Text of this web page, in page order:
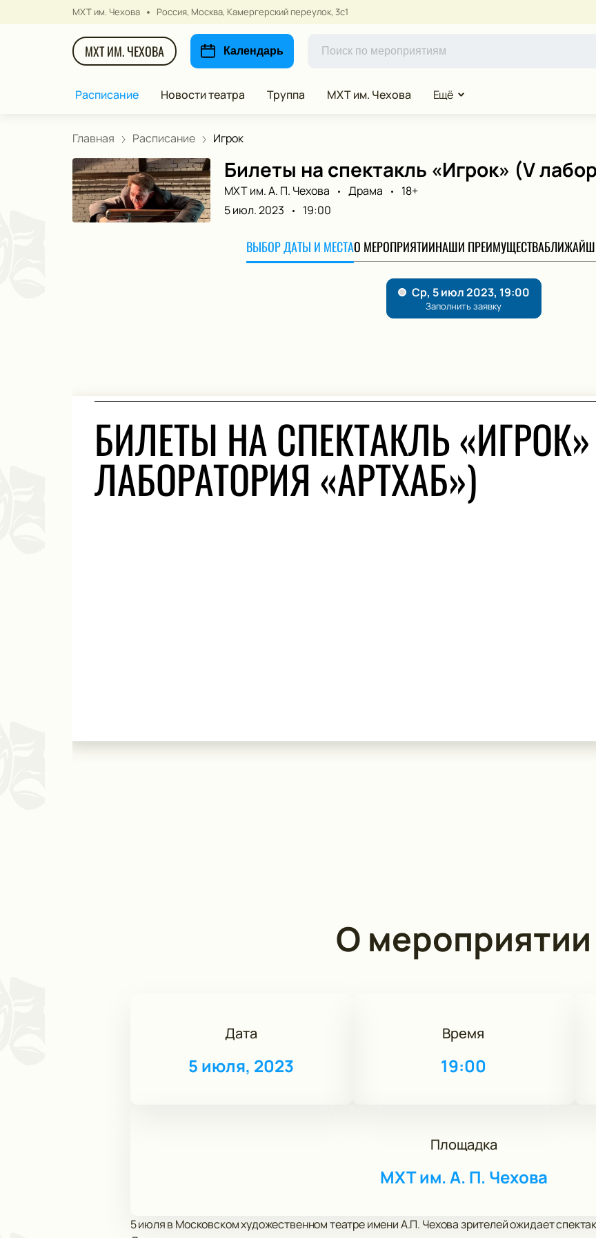
МХТ им. Чехова Россия, Москва, Камергерский переулок, 3с1
МХТ ИМ. ЧЕХОВА Календарь
Расписание Новости театра Труппа МХТ им. Чехова Ещё
Главная Расписание Игрок
Билеты на спектакль «Игрок» (V
МХТ им. А. П. Чехова Драма
18+
5 июл. 2023
19:00
ВЫБОР ДАТЫ И МЕСТАО МЕРОПРИЯТИИНАШИ ПРЕИМУЩЕСТВА
БИЛЕТЫ НА СПЕКТАКЛЬ
ЛАБОРАТОРИЯ «АРТХАБ»)
О мероприятии
Дата
5 июля, 2023
Время
19:00
Площадка
МХТ им. А. П. Чехова
5 июля в Московском художественном театре имени А.П. Чехова зрителей ожидает